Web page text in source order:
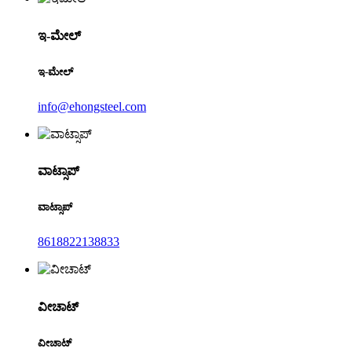
ಇ-ಮೇಲ್
ಇ-ಮೇಲ್
info@ehongsteel.com
ವಾಟ್ಸಾಪ್
ವಾಟ್ಸಾಪ್
8618822138833
ವೀಚಾಟ್
ವೀಚಾಟ್